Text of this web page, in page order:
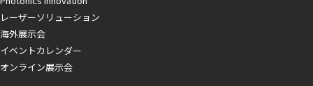
レーザーソリューション
海外展示会
イベントカレンダー
オンライン展示会